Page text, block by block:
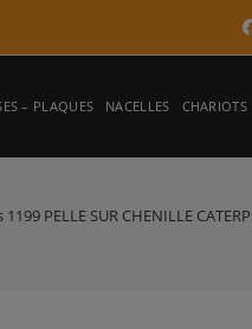
– PLAQUES NACELLES CHARIOTS
1199 PELLE SUR CHENILLE